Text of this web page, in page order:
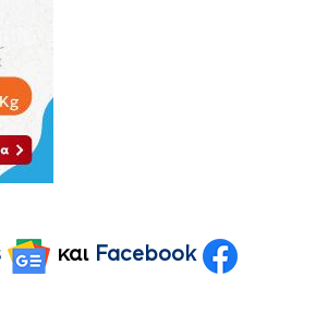
και Facebook